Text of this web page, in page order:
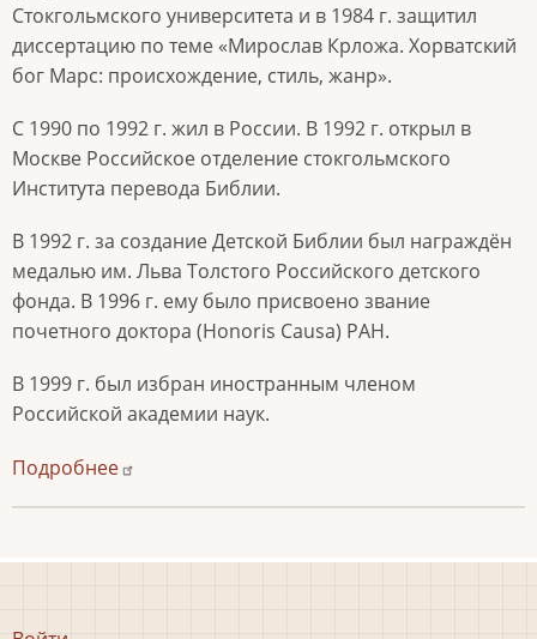
Стокгольмского университета и в 1984 г. защитил
диссертацию по теме «Мирослав Крложа. Хорватский
бог Марс: происхождение, стиль, жанр».
С 1990 по 1992 г. жил в России. В 1992 г. открыл в
Москве Российское отделение стокгольмского
Института перевода Библии.
В 1992 г. за создание Детской Библии был награждён
медалью им. Льва Толстого Российского детского
фонда. В 1996 г. ему было присвоено звание
почетного доктора (Honoris Causa) РАН.
В 1999 г. был избран иностранным членом
Российской академии наук.
Подробнее